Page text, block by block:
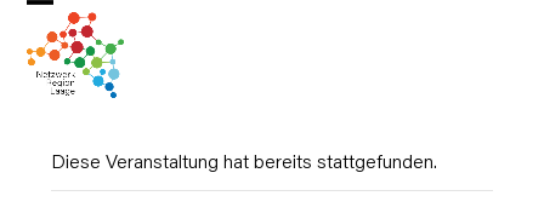
Skip
content
Open
mobile
menu
Close
mobile
menu
Diese Veranstaltung hat bereits stattgefunden.